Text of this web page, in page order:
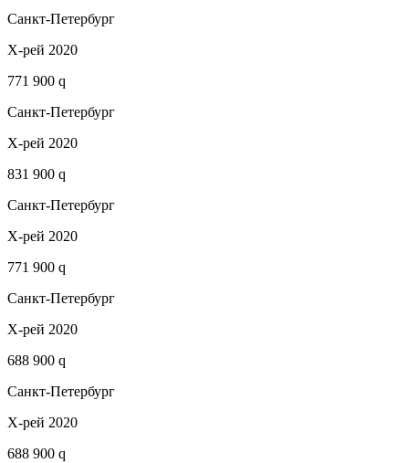
Санкт-Петербург
Х-рей 2020
771 900 q
Санкт-Петербург
Х-рей 2020
831 900 q
Санкт-Петербург
Х-рей 2020
771 900 q
Санкт-Петербург
Х-рей 2020
688 900 q
Санкт-Петербург
Х-рей 2020
688 900 q